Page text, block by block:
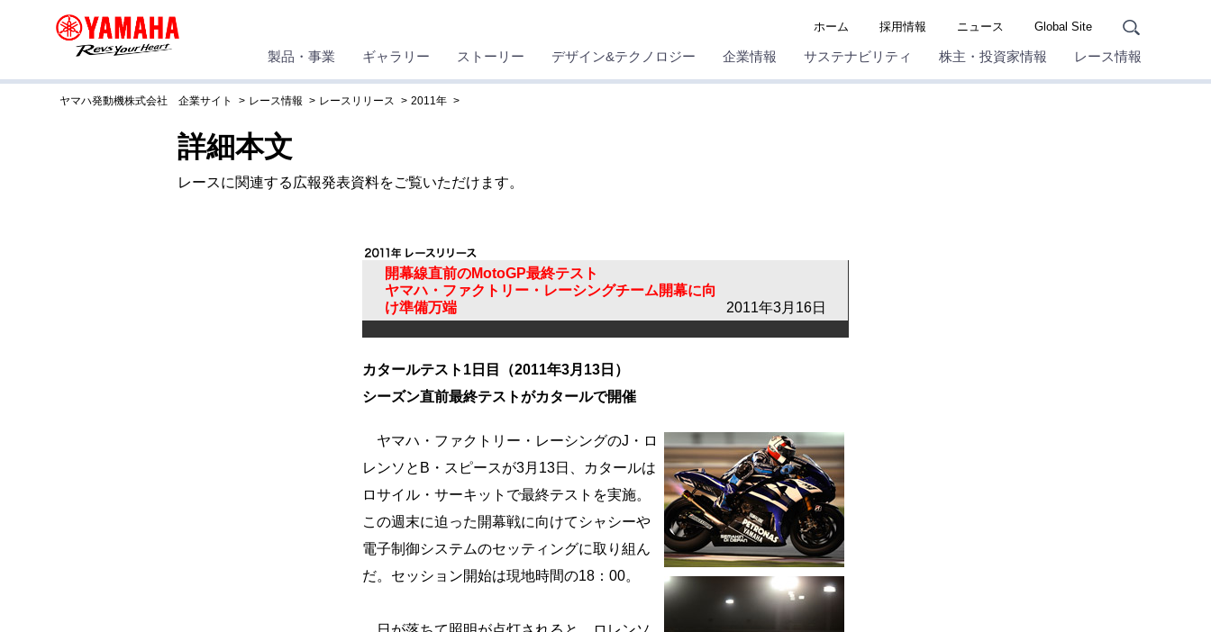
ホーム 採用情報 ニュース Global Site
製品・事業 ギャラリー ストーリー デザイン&テクノロジー 企業情報 サステナビリティ 株主・投資家情報 レース情報
ヤマハ発動機株式会社 企業サイト レース情報 レースリリース 2011年
詳細本文
レースに関連する広報発表資料をご覧いただけます。
開幕線直前のMotoGP最終テスト
ヤマハ・ファクトリー・レーシングチーム開幕に向
け準備万端
2011年3月16日
カタールテスト1日目（2011年3月13日）
シーズン直前最終テストがカタールで開催
ヤマハ・ファクトリー・レーシングのJ・ロ
レンソとB・スピースが3月13日、カタールは
ロサイル・サーキットで最終テストを実施。
この週末に迫った開幕戦に向けてシャシーや
電子制御システムのセッティングに取り組ん
だ。セッション開始は現地時間の18：00。